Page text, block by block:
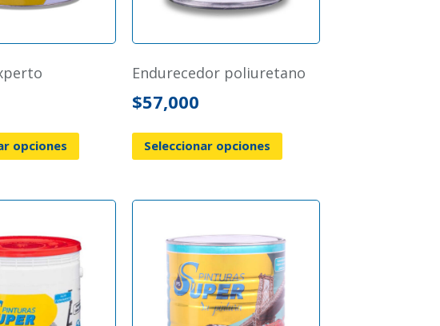
opciones
endurecedor poliuretano
$57,000
Seleccionar opciones